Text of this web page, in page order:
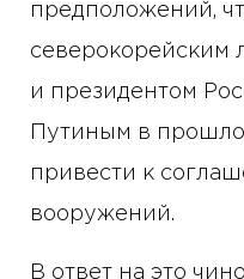
предположений,
и президентом
Путиным в
привести к
вооружений.
В ответ на это